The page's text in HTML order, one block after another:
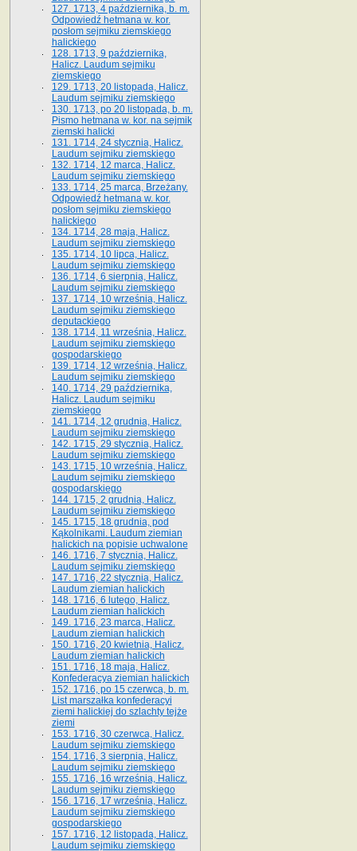
127. 1713, 4 października, b. m.
Odpowiedź hetmana w. kor.
posłom sejmiku ziemskiego
halickiego
128. 1713, 9 października,
Halicz. Laudum sejmiku
ziemskiego
129. 1713, 20 listopada, Halicz.
Laudum sejmiku ziemskiego
130. 1713, po 20 listopada, b. m.
Pismo hetmana w. kor. na sejmik
ziemski halicki
131. 1714, 24 stycznia, Halicz.
Laudum sejmiku ziemskiego
132. 1714, 12 marca, Halicz.
Laudum sejmiku ziemskiego
133. 1714, 25 marca, Brzeżany.
Odpowiedź hetmana w. kor.
posłom sejmiku ziemskiego
halickiego
134. 1714, 28 maja, Halicz.
Laudum sejmiku ziemskiego
135. 1714, 10 lipca, Halicz.
Laudum sejmiku ziemskiego
136. 1714, 6 sierpnia, Halicz.
Laudum sejmiku ziemskiego
137. 1714, 10 września, Halicz.
Laudum sejmiku ziemskiego
deputackiego
138. 1714, 11 września, Halicz.
Laudum sejmiku ziemskiego
gospodarskiego
139. 1714, 12 września, Halicz.
Laudum sejmiku ziemskiego
140. 1714, 29 października,
Halicz. Laudum sejmiku
ziemskiego
141. 1714, 12 grudnia, Halicz.
Laudum sejmiku ziemskiego
142. 1715, 29 stycznia, Halicz.
Laudum sejmiku ziemskiego
143. 1715, 10 września, Halicz.
Laudum sejmiku ziemskiego
gospodarskiego
144. 1715, 2 grudnia, Halicz.
Laudum sejmiku ziemskiego
145. 1715, 18 grudnia, pod
Kąkolnikami. Laudum ziemian
halickich na popisie uchwalone
146. 1716, 7 stycznia, Halicz.
Laudum sejmiku ziemskiego
147. 1716, 22 stycznia, Halicz.
Laudum ziemian halickich
148. 1716, 6 lutego, Halicz.
Laudum ziemian halickich
149. 1716, 23 marca, Halicz.
Laudum ziemian halickich
150. 1716, 20 kwietnia, Halicz.
Laudum ziemian halickich
151. 1716, 18 maja, Halicz.
Konfederacya ziemian halickich
152. 1716, po 15 czerwca, b. m.
List marszałka konfederacyi
ziemi halickiej do szlachty tejże
ziemi
153. 1716, 30 czerwca, Halicz.
Laudum sejmiku ziemskiego
154. 1716, 3 sierpnia, Halicz.
Laudum sejmiku ziemskiego
155. 1716, 16 września, Halicz.
Laudum sejmiku ziemskiego
156. 1716, 17 września, Halicz.
Laudum sejmiku ziemskiego
gospodarskiego
157. 1716, 12 listopada, Halicz.
Laudum sejmiku ziemskiego